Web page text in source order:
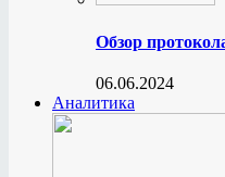
Обзор
06.06.2024
Аналитика